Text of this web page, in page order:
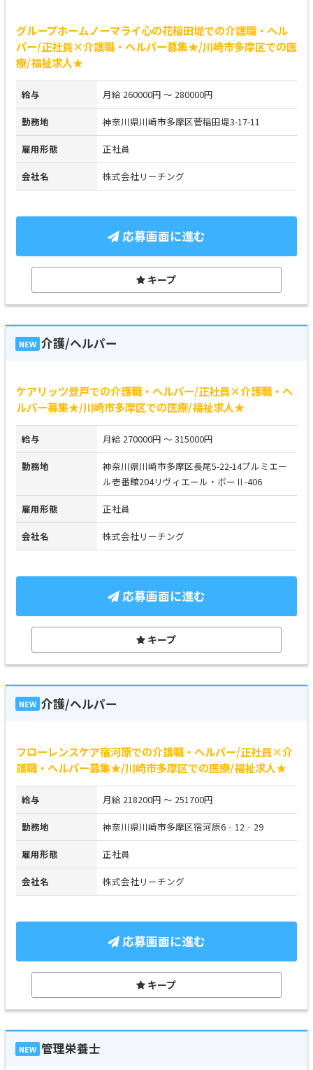
グループホームノーマライ心の花稲田堤での介護職・ヘル
パー/正社員×介護職・ヘルパー募集★/川崎市多摩区での医
療/福祉求人★
給与 月給 260000円 ～ 280000円
勤務地 神奈川県川崎市多摩区菅稲田堤3-17-11
雇用形態 正社員
会社名 株式会社リーチング
応募画面に進む
キープ
NEW 介護/ヘルパー
ケアリッツ登戸での介護職・ヘルパー/正社員×介護職・ヘ
ルパー募集★/川崎市多摩区での医療/福祉求人★
給与 月給 270000円 ～ 315000円
勤務地
神奈川県川崎市多摩区長尾5-22-14プルミエー
ル壱番館204リヴィエール・ボーⅡ-406
雇用形態 正社員
会社名 株式会社リーチング
応募画面に進む
キープ
NEW 介護/ヘルパー
フローレンスケア宿河原での介護職・ヘルパー/正社員×介
護職・ヘルパー募集★/川崎市多摩区での医療/福祉求人★
給与 月給 218200円 ～ 251700円
勤務地 神奈川県川崎市多摩区宿河原6‐12‐29
雇用形態 正社員
会社名 株式会社リーチング
応募画面に進む
キープ
NEW 管理栄養士